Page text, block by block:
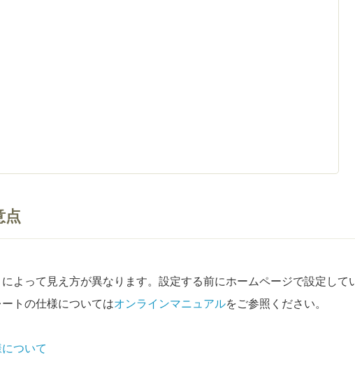
点
よって見え方が異なります。設定する前にホームページで設定して
トの仕様についてはオンラインマニュアルをご参照ください。
ついて